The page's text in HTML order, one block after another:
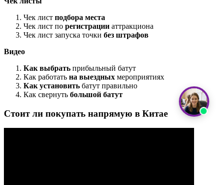
Чек лист подбора места
Чек лист по регистрации аттракциона
Чек лист запуска точки без штрафов
Видео
Как выбрать прибыльный батут
Как работать на выездных мероприятиях
Как установить батут правильно
Как свернуть большой батут
Стоит ли покупать напрямую в Китае